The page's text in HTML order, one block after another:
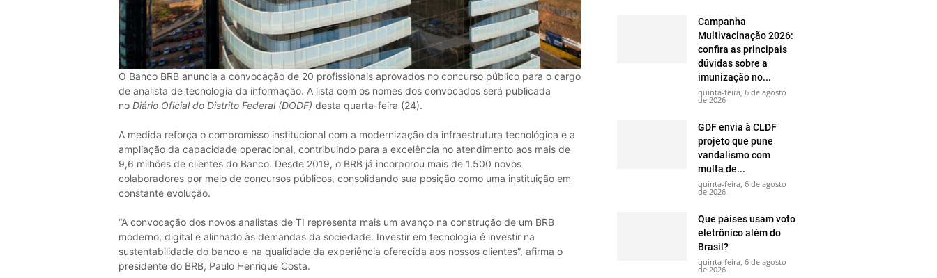
Campanha
Multivacinação 2026:
confira as principais
dúvidas sobre a
imunização no...
quinta-feira, 6 de agosto
de 2026
GDF envia à CLDF
projeto que pune
vandalismo com
multa de...
quinta-feira, 6 de agosto
de 2026
Que países usam voto
eletrônico além do
Brasil?
quinta-feira, 6 de agosto
de 2026
O Banco BRB anuncia a convocação de 20 profissionais aprovados no concurso público para o cargo
de analista de tecnologia da informação. A lista com os nomes dos convocados será publicada
no Diário Oficial do Distrito Federal (DODF) desta quarta-feira (24).
A medida reforça o compromisso institucional com a modernização da infraestrutura tecnológica e a
ampliação da capacidade operacional, contribuindo para a excelência no atendimento aos mais de
9,6 milhões de clientes do Banco. Desde 2019, o BRB já incorporou mais de 1.500 novos
colaboradores por meio de concursos públicos, consolidando sua posição como uma instituição em
constante evolução.
“A convocação dos novos analistas de TI representa mais um avanço na construção de um BRB
moderno, digital e alinhado às demandas da sociedade. Investir em tecnologia é investir na
sustentabilidade do banco e na qualidade da experiência oferecida aos nossos clientes”, afirma o
presidente do BRB, Paulo Henrique Costa.